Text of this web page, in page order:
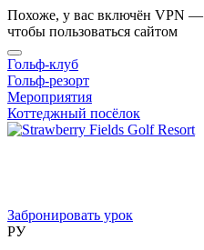
Похоже, у вас включён VPN —
чтобы пользоваться сайтом
Гольф-клуб
Гольф-резорт
Мероприятия
Коттеджный посёлок
Забронировать урок
РУ